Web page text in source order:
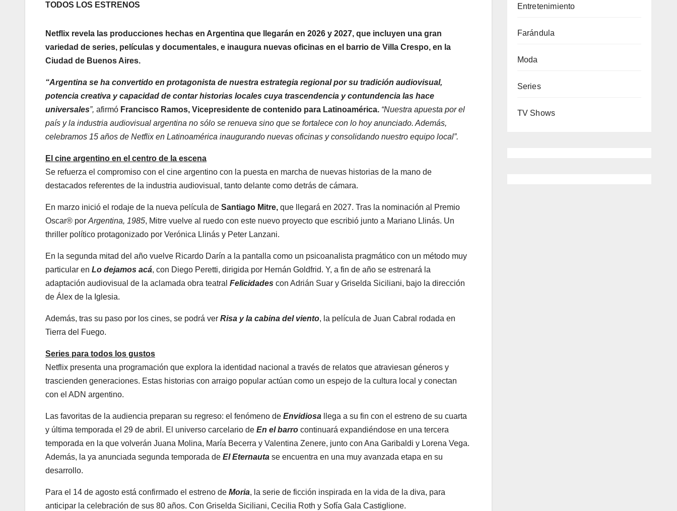
TODOS LOS ESTRENOS
Netflix revela las producciones hechas en Argentina que llegarán en 2026 y 2027, que incluyen una gran
variedad de series, películas y documentales, e inaugura nuevas oficinas en el barrio de Villa Crespo, en la
Ciudad de Buenos Aires.
“Argentina se ha convertido en protagonista de nuestra estrategia regional por su tradición audiovisual,
potencia creativa y capacidad de contar historias locales cuya trascendencia y contundencia las hace
universales”, afirmó Francisco Ramos, Vicepresidente de contenido para Latinoamérica. “Nuestra apuesta por el
país y la industria audiovisual argentina no sólo se renueva sino que se fortalece con lo hoy anunciado. Además,
celebramos 15 años de Netflix en Latinoamérica inaugurando nuevas oficinas y consolidando nuestro equipo local”.
El cine argentino en el centro de la escena
Se refuerza el compromiso con el cine argentino con la puesta en marcha de nuevas historias de la mano de
destacados referentes de la industria audiovisual, tanto delante como detrás de cámara.
En marzo inició el rodaje de la nueva película de Santiago Mitre, que llegará en 2027. Tras la nominación al Premio
Oscar® por Argentina, 1985, Mitre vuelve al ruedo con este nuevo proyecto que escribió junto a Mariano Llinás. Un
thriller político protagonizado por Verónica Llinás y Peter Lanzani.
En la segunda mitad del año vuelve Ricardo Darín a la pantalla como un psicoanalista pragmático con un método muy
particular en Lo dejamos acá, con Diego Peretti, dirigida por Hernán Goldfrid. Y, a fin de año se estrenará la
adaptación audiovisual de la aclamada obra teatral Felicidades con Adrián Suar y Griselda Siciliani, bajo la dirección
de Álex de la Iglesia.
Además, tras su paso por los cines, se podrá ver Risa y la cabina del viento, la película de Juan Cabral rodada en
Tierra del Fuego.
Series para todos los gustos
Netflix presenta una programación que explora la identidad nacional a través de relatos que atraviesan géneros y
trascienden generaciones. Estas historias con arraigo popular actúan como un espejo de la cultura local y conectan
con el ADN argentino.
Las favoritas de la audiencia preparan su regreso: el fenómeno de Envidiosa
llega a su fin con el estreno de su cuarta
y última temporada el 29 de abril. El universo carcelario de En el barro continuará expandiéndose en una tercera
temporada en la que volverán Juana Molina, María Becerra y Valentina Zenere, junto con Ana Garibaldi y Lorena Vega.
Además, la ya anunciada segunda temporada de El Eternauta se encuentra en una muy avanzada etapa en su
desarrollo.
Para el 14 de agosto está confirmado el estreno de Moria, la serie de ficción inspirada en la vida de la diva, para
anticipar la celebración de sus 80 años. Con Griselda Siciliani, Cecilia Roth y Sofía Gala Castiglione.
Entretenimiento
Farándula
Moda
Series
TV Shows